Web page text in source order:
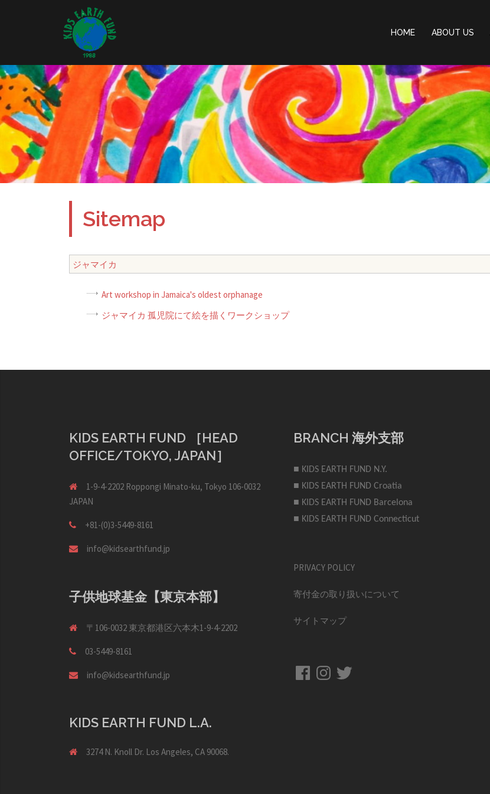
コ
ン
テ
ン
ツ
キ
HOME ABOUT US
Sitemap
ジャマイカ
Art workshop in Jamaica's oldest orphanage
ジャマイカ 孤児院にて絵を描くワークショップ
KIDS EARTH FUND ［HEAD
OFFICE/TOKYO, JAPAN］
1-9-4-2202 Roppongi Minato-ku, Tokyo 106-0032
JAPAN
+81-(0)3-5449-8161
info@kidsearthfund.jp
子供地球基金【東京本部】
〒106-0032 東京都港区六本木1-9-4-2202
03-5449-8161
info@kidsearthfund.jp
KIDS EARTH FUND L.A.
3274 N. Knoll Dr. Los Angeles, CA 90068.
BRANCH 海外支部
■ KIDS EARTH FUND N.Y.
■ KIDS EARTH FUND Croatia
■ KIDS EARTH FUND Barcelona
■ KIDS EARTH FUND Connecticut
PRIVACY POLICY
寄付金の取り扱いについて
サイトマップ
FacebookInstagram
Twitter